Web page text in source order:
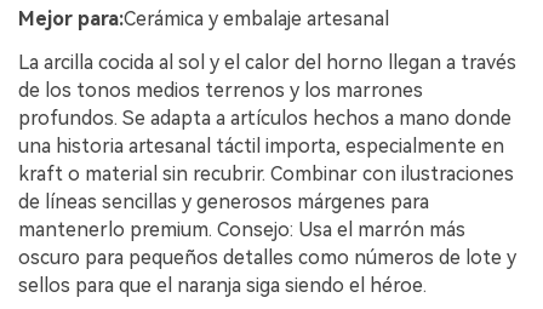
Mejor para:Cerámica y embalaje artesanal
La arcilla cocida al sol y el calor del horno llegan a través
de los tonos medios terrenos y los marrones
profundos. Se adapta a artículos hechos a mano donde
una historia artesanal táctil importa, especialmente en
kraft o material sin recubrir. Combinar con ilustraciones
de líneas sencillas y generosos márgenes para
mantenerlo premium. Consejo: Usa el marrón más
oscuro para pequeños detalles como números de lote y
sellos para que el naranja siga siendo el héroe.